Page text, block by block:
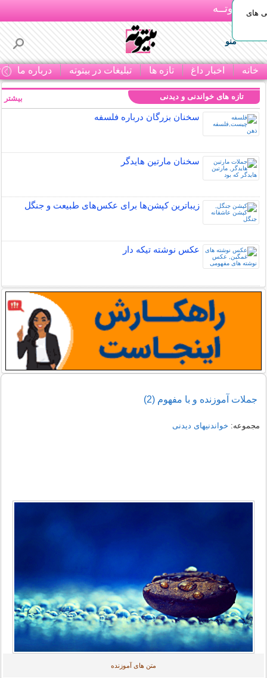
بـیتوتــه
منو
خانه اخبار داغ تازه ها تبلیغات در بیتوته درباره ما
های
تازه های خواندنی و دیدنی
سخنان بزرگان درباره فلسفه
سخنان مارتین هایدگر
زیباترین کپشن‌ها برای عکس‌های طبیعت و جنگل
عکس نوشته تیکه دار
بیشتر
جملات آموزنده و با مفهوم (2)
مجموعه: خواندنیهای دیدنی
متن های آموزنده